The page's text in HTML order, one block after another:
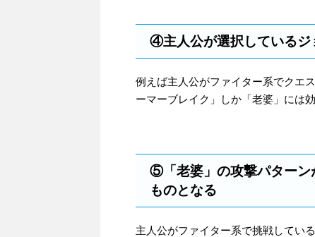
④主人公が選択しているジ
例えば主人公がファイター系でクエ
ーマーブレイク」しか「老婆」には
⑤「老婆」の攻撃パターン
ものとなる
主人公がファイター系で挑戦してい